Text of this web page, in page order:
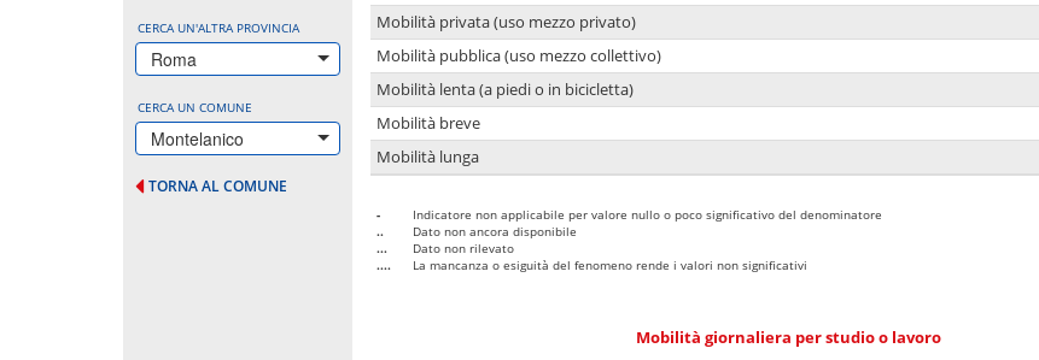
CERCA UN'ALTRA PROVINCIA
Roma
CERCA UN COMUNE
Montelanico
TORNA AL COMUNE
Mobilità privata (uso mezzo privato)
Mobilità pubblica (uso mezzo collettivo)
Mobilità lenta (a piedi o in bicicletta)
Mobilità breve
Mobilità lunga
-
Indicatore non applicabile per valore nullo o poco significativo del denominatore
..
Dato non ancora disponibile
...
Dato non rilevato
....
La mancanza o esiguità del fenomeno rende i valori non significativi
Mobilità giornaliera per studio o lavoro